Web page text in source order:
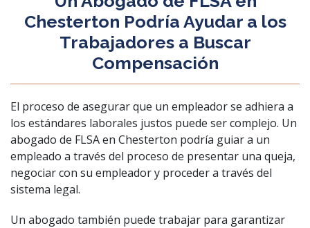
Chesterton Podría Ayudar a los
Trabajadores a Buscar
Compensación
El proceso de asegurar que un empleador se adhiera a
los estándares laborales justos puede ser complejo. Un
abogado de FLSA en Chesterton podría guiar a un
empleado a través del proceso de presentar una queja,
negociar con su empleador y proceder a través del
sistema legal.
Un abogado también puede trabajar para garantizar